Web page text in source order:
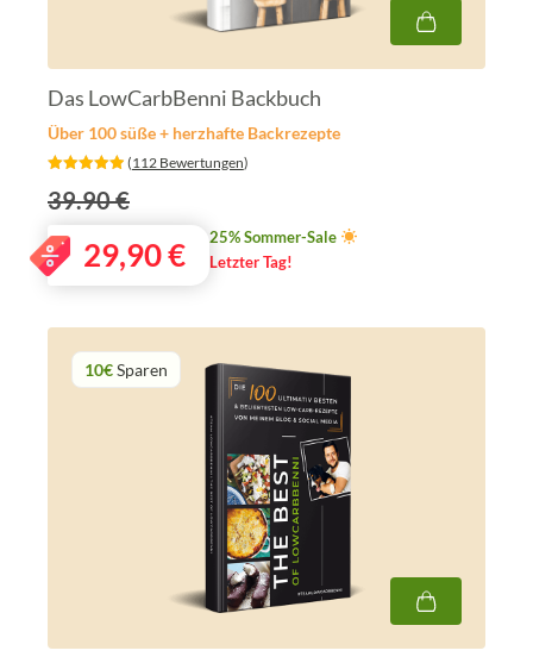
Das LowCarbBenni Backbuch
Über 100 süße + herzhafte Backrezepte
‎ (112 Bewertungen)
39.90 €
29,90€
25% Sommer-Sale
Letzter Tag!
10€Sparen